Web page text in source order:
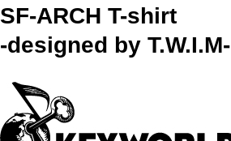
SF-ARCH T-shirt
-designed by T.W.I.M-